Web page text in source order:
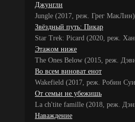
Джунгли
Jungle (2017, реж. Грег МакЛин)
Звёздный путь: Пикар
Star Trek: Picard (2020, реж.
Этажом ниже
The Ones Below (2015, реж.
Во всем виноват енот
Wakefield (2017, реж. Робин
От семьи не убежишь
La ch'tite famille (2018, реж.
Наваждение